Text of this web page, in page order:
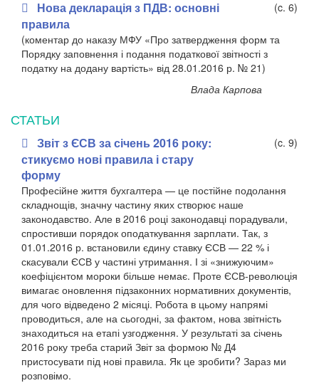
Нова декларація з ПДВ: основні
правила
(c. 6)
(коментар до наказу МФУ «Про затвердження форм та
Порядку заповнення і подання податкової звітності з
податку на додану вартість» від 28.01.2016 р. № 21)
Влада Карпова
СТАТЬИ
Звіт з ЄСВ за січень 2016 року:
стикуємо нові правила і стару
форму
(c. 9)
Професійне життя бухгалтера — це постійне подолання
складнощів, значну частину яких створює наше
законодавство. Але в 2016 році законодавці порадували,
спростивши порядок оподаткування зарплати. Так, з
01.01.2016 р. встановили єдину ставку ЄСВ — 22 % і
скасували ЄСВ у частині утримання. І зі «знижуючим»
коефіцієнтом мороки більше немає. Проте ЄСВ-революція
вимагає оновлення підзаконних нормативних документів,
для чого відведено 2 місяці. Робота в цьому напрямі
проводиться, але на сьогодні, за фактом, нова звітність
знаходиться на етапі узгодження. У результаті за січень
2016 року треба старий Звіт за формою № Д4
пристосувати під нові правила. Як це зробити? Зараз ми
розповімо.